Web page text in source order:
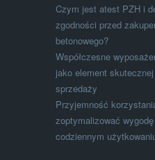
Czym jest atest PZH i
zgodności przed
betonowego?
Współczesne
jako element
sprzedaży
Przyjemność
zoptymalizować
codziennym